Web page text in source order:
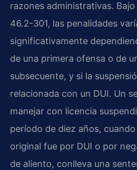
razones administrativas. Bajo
46.2-301, las penalidades
significativamente
de una primera ofensa o de
subsecuente, y si la
relacionada con un DUI. Un
manejar con licencia
período de diez años,
original fue por DUI o por
de aliento, conlleva una